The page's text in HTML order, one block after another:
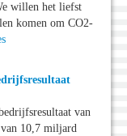
willen het liefst
komen om CO2-
van
10,7 miljard